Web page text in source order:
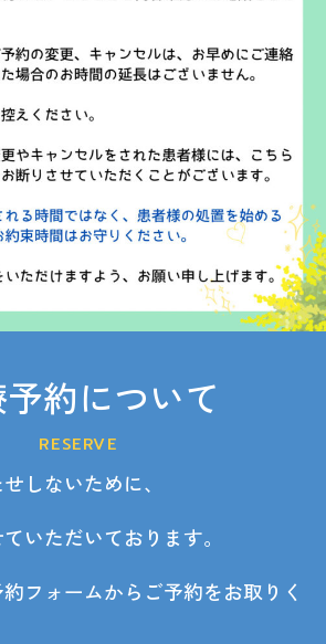
約について
RESERVE
しないために、
いただいております。
フォームからご予約をお取りく